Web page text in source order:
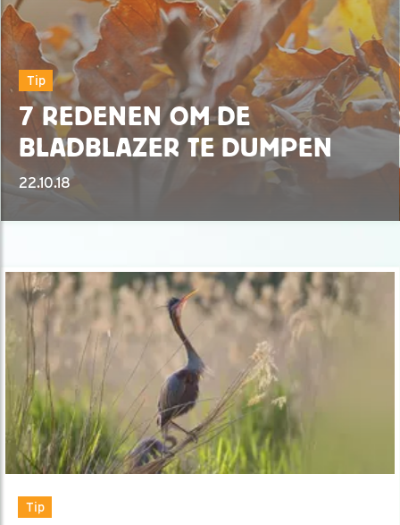
Tip
7 REDENEN OM DE
BLADBLAZER TE DUMPEN
22.10.18
Tip